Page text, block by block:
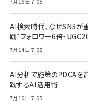
AI検索時代、なぜSNSが
践“フォロワー6倍・
7月14日 7:05
AI分析で施策のPDCAを
践するAI活用術
7月10日 7:05